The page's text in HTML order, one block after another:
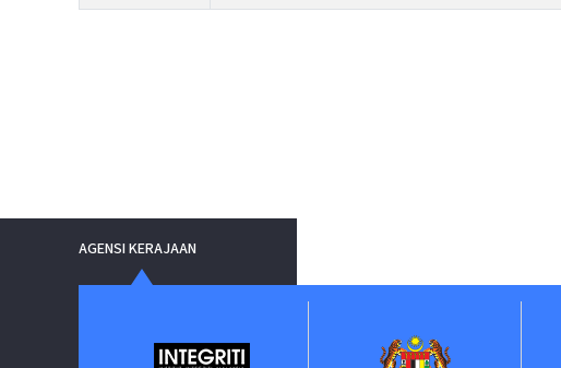
AGENSI KERAJAAN